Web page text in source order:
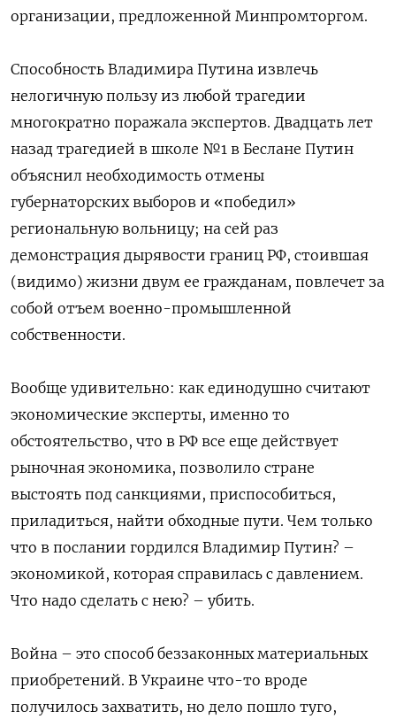
организации, предложенной Минпромторгом.
Способность Владимира Путина извлечь
нелогичную пользу из любой трагедии
многократно поражала экспертов. Двадцать лет
назад трагедией в школе №1 в Беслане Путин
объяснил необходимость отмены
губернаторских выборов и «победил»
региональную вольницу; на сей раз
демонстрация дырявости границ РФ, стоившая
(видимо) жизни двум ее гражданам, повлечет за
собой отъем военно-промышленной
собственности.
Вообще удивительно: как единодушно считают
экономические эксперты, именно то
обстоятельство, что в РФ все еще действует
рыночная экономика, позволило стране
выстоять под санкциями, приспособиться,
приладиться, найти обходные пути. Чем только
что в послании гордился Владимир Путин? –
экономикой, которая справилась с давлением.
Что надо сделать с нею? – убить.
Война – это способ беззаконных материальных
приобретений. В Украине что-то вроде
получилось захватить, но дело пошло туго,